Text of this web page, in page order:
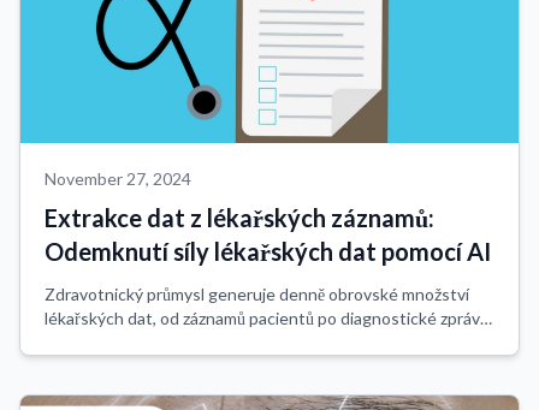
November 27, 2024
Extrakce dat z lékařských záznamů:
Odemknutí síly lékařských dat pomocí AI
Zdravotnický průmysl generuje denně obrovské množství
lékařských dat, od záznamů pacientů po diagnostické zprávy.